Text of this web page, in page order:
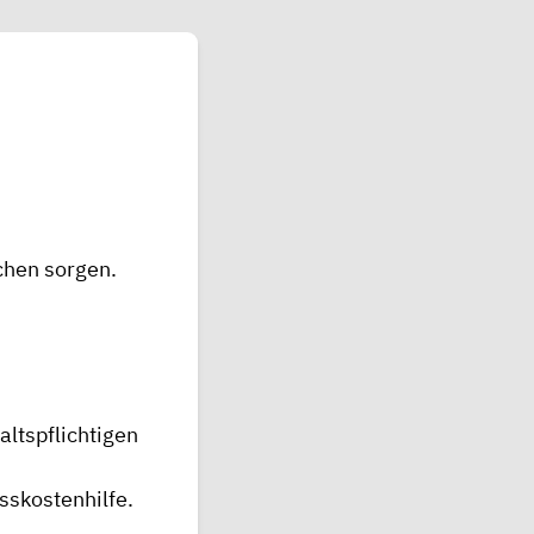
sorgen.